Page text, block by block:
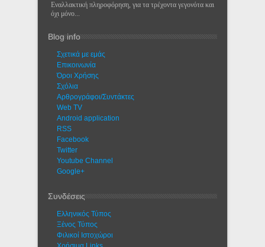
Εναλλακτική πληροφόρηση, για τα τρέχοντα γεγονότα και
όχι μόνο...
Blog info
Σχετικά με εμάς
Eπικοινωνία
Όροι Χρήσης
Σχόλια
Αρθρογράφοι/Συντάκτες
Web TV
Android application
RSS
Facebook
Twitter
Youtube Channel
Google+
Συνδέσεις
Ελληνικός Τύπος
Ξένος Τύπος
Φιλικοί Ιστοχώροι